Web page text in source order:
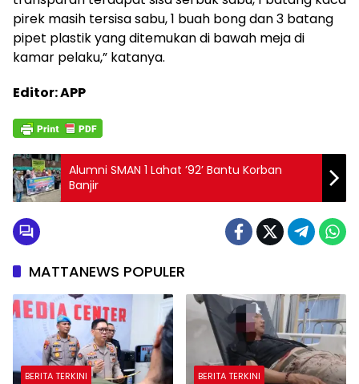
pirek masih tersisa sabu, 1 buah bong dan 3 batang
pipet plastik yang ditemukan di bawah meja di
kamar pelaku,” katanya.
Editor: APP
Alumni SMAN 1 Lahat ’92’ Bantu Korban
Banjir
MATTANEWS POPULER
BERITA TERKINI BERITA TERKINI